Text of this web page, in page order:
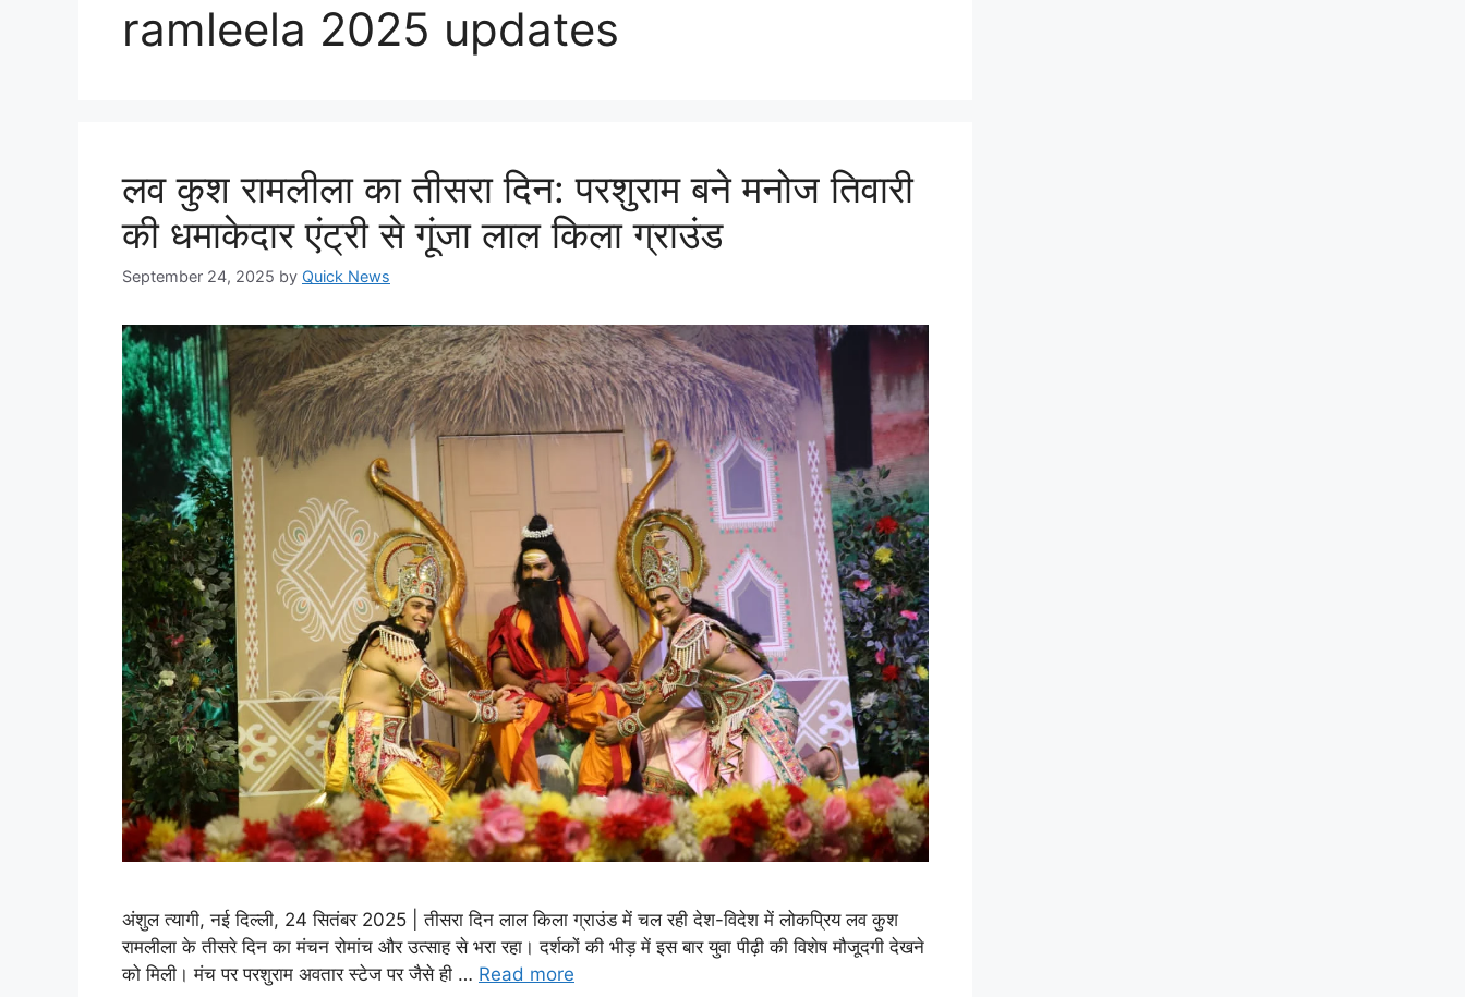
ramleela 2025 updates
लव कुश रामलीला का तीसरा दिन: परशुराम बने मनोज तिवारी
की धमाकेदार एंट्री से गूंजा लाल किला ग्राउंड
September 24, 2025 by Quick News
अंशुल त्यागी, नई दिल्ली, 24 सितंबर 2025 | तीसरा दिन लाल किला ग्राउंड में चल रही देश-विदेश में लोकप्रिय लव कुश
रामलीला के तीसरे दिन का मंचन रोमांच और उत्साह से भरा रहा। दर्शकों की भीड़ में इस बार युवा पीढ़ी की विशेष मौजूदगी देखने
को मिली। मंच पर परशुराम अवतार स्टेज पर जैसे ही … Read more